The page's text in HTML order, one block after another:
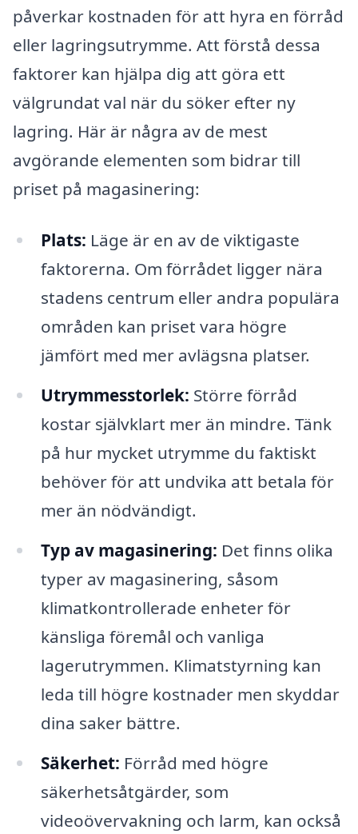
påverkar kostnaden för att hyra en förråd
eller lagringsutrymme. Att förstå dessa
faktorer kan hjälpa dig att göra ett
välgrundat val när du söker efter ny
lagring. Här är några av de mest
avgörande elementen som bidrar till
priset på magasinering:
Plats: Läge är en av de viktigaste
faktorerna. Om förrådet ligger nära
stadens centrum eller andra populära
områden kan priset vara högre
jämfört med mer avlägsna platser.
Utrymmesstorlek: Större förråd
kostar självklart mer än mindre. Tänk
på hur mycket utrymme du faktiskt
behöver för att undvika att betala för
mer än nödvändigt.
Typ av magasinering: Det finns olika
typer av magasinering, såsom
klimatkontrollerade enheter för
känsliga föremål och vanliga
lagerutrymmen. Klimatstyrning kan
leda till högre kostnader men skyddar
dina saker bättre.
Säkerhet: Förråd med högre
säkerhetsåtgärder, som
videoövervakning och larm, kan också